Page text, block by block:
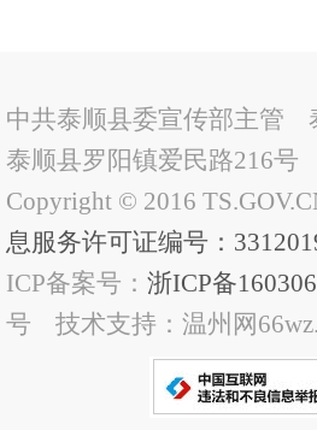
中共泰顺县委宣传部主管
泰顺县罗阳镇爱民路216号
Copyright © 2016
息服务许可证编号：
ICP备案号： 浙ICP备
号 技术支持：温州网